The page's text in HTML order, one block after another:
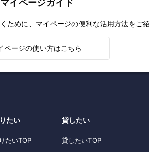
マイページガイド
ために、マイページの便利な活用方法をご
ページの使い方はこちら
たい
たいTOP
貸したい
貸したいTOP